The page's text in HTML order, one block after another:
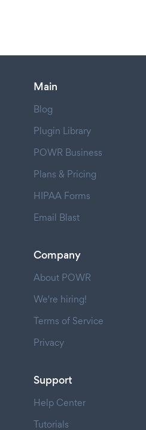
Main
Blog
Plugin Library
POWR Business
Plans & Pricing
HIPAA Forms
Email Blast
Company
About POWR
We're hiring!
Terms of Service
Privacy
Support
Help Center
Tutorials